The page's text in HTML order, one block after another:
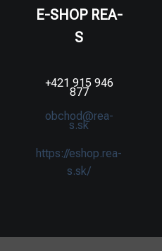
E-SHOP REA-
S
+421 915 946
877
obchod@rea-
s.sk
https://eshop.rea-
s.sk/